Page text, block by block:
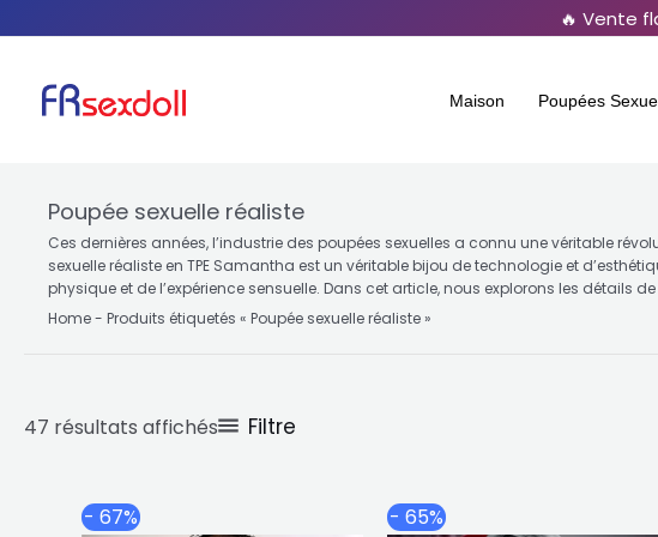
contenu
🔥 Vente
Maison Poupées
Poupée sexuelle réaliste
Ces dernières années, l’industrie des poupées sexuelles a connu une véritable
sexuelle réaliste en TPE Samantha est un véritable bijou de technologie et
physique et de l’expérience sensuelle. Dans cet article, nous explorons les détails
Home- Produits étiquetés « Poupée sexuelle réaliste »
47 résultats affichés Filtre
- 67% - 65%